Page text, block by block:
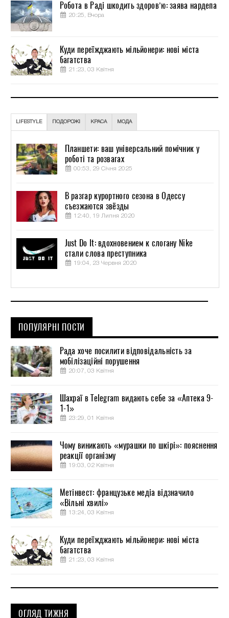
Робота в Раді шкодить здоров’ю: заява нардепа
20:25, Вчора
Куди переїжджають мільйонери: нові міста
багатства
21:23, 03 Квітня
LIFESTYLE ПОДОРОЖІ КРАСА МОДА
Планшети: ваш універсальний помічник у
роботі та розвагах
00:53, 29 Січня 2025
В разгар курортного сезона в Одессу
съезжаются звёзды
12:40, 19 Липня 2020
Just Do It: вдохновением к слогану Nike
стали слова преступника
19:04, 23 Червня 2020
ПОПУЛЯРНІ ПОСТИ
Рада хоче посилити відповідальність за
мобілізаційні порушення
20:07, 03 Квітня
Шахраї в Telegram видають себе за «Аптека 9-
1-1»
23:29, 01 Квітня
Чому виникають «мурашки по шкірі»: пояснення
реакції організму
19:03, 02 Квітня
Метінвест: французьке медіа відзначило
«Вільні хвилі»
13:24, 03 Квітня
Куди переїжджають мільйонери: нові міста
багатства
21:23, 03 Квітня
ОГЛЯД ТИЖНЯ